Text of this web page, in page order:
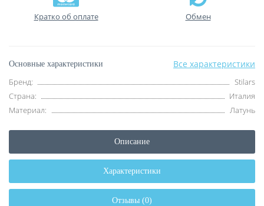
Кратко об оплате Обмен
Основные характеристики Все характеристики
Бренд:
Stilars
Страна:
Италия
Материал:
Латунь
Описание
Характеристики
Отзывы (0)